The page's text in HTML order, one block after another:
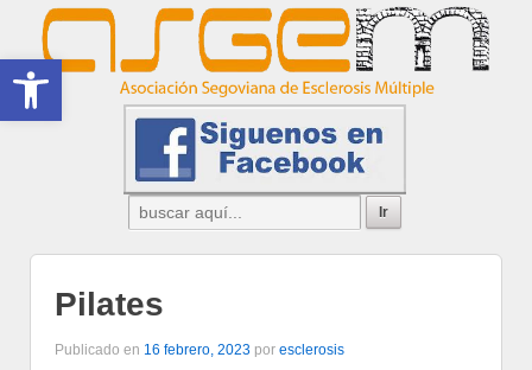
Abrir barra de herramientas
Pilates
Publicado en 16 febrero, 2023 por esclerosis